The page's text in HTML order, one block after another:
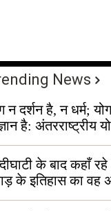
News
न दर्शन है, न धर्म;
है: अंतरराष्ट्रीय
के बाद कहाँ रहे
के इतिहास का
में जीवित है